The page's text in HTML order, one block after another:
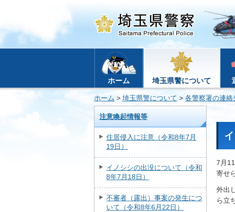
ホーム 埼玉県警について
ホーム > 埼玉県警について > 各警察署の連絡
注意喚起情報等
住居侵入に注意（令和8年7月
19日）
イノシシの出没について（令和
8年7月18日）
不審者（露出）事案の発生につ
いて（令和8年6月22日）
7月
寄せ
外出
ら立